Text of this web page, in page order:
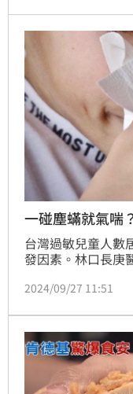
直接造成腸道破裂
誤吞的巴克球取出
一碰塵蟎就氣喘
台灣過敏兒童人數
發因素。林口長庚
胞接受體表面的特
反應症狀。（記者
2024/09/27 11:51